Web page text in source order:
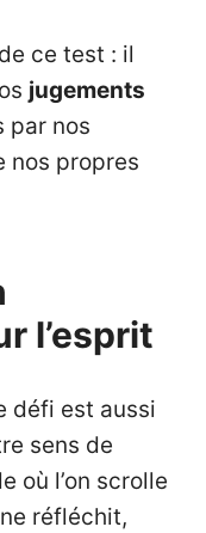
ce test : il
jugements
par nos
nos propres
l’esprit
défi est aussi
sens de
où l’on scrolle
réfléchit,